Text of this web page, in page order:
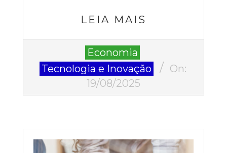
LEIA MAIS
Economia
Tecnologia e Inovação
On:
19/08/2025